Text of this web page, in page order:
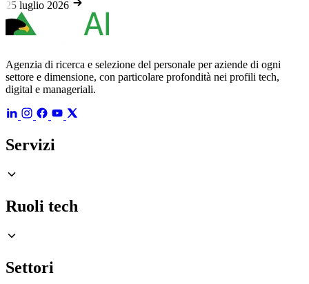
Agenzia di ricerca e selezione del personale per aziende di ogni
settore e dimensione, con particolare profondità nei profili tech,
digital e manageriali.
Servizi
Ruoli tech
Settori